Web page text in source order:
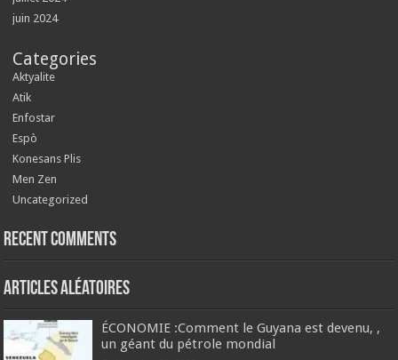
juin 2024
Categories
Aktyalite
Atik
Enfostar
Espò
Konesans Plis
Men Zen
Uncategorized
Recent Comments
Articles aléatoires
ÉCONOMIE :Comment le Guyana est devenu, ,
un géant du pétrole mondial